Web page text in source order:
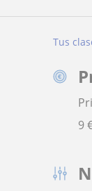
Tus
9